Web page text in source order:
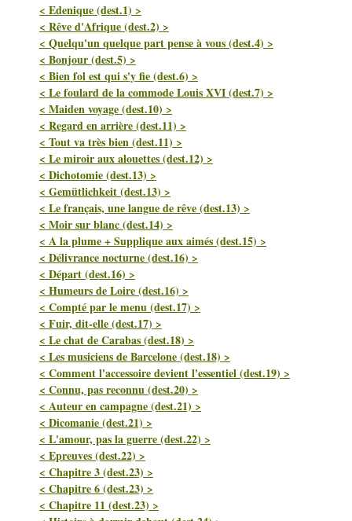
< Edenique (dest.1) >
< Rêve d'Afrique (dest.2) >
< Quelqu'un quelque part pense à vous (dest.4) >
< Bonjour (dest.5) >
< Bien fol est qui s'y fie (dest.6) >
< Le foulard de la commode Louis XVI (dest.7) >
< Maiden voyage (dest.10) >
< Regard en arrière (dest.11) >
< Tout va très bien (dest.11) >
< Le miroir aux alouettes (dest.12) >
< Dichotomie (dest.13) >
< Gemütlichkeit (dest.13) >
< Le français, une langue de rêve (dest.13) >
< Moir sur blanc (dest.14) >
< A la plume + Supplique aux aimés (dest.15) >
< Délivrance nocturne (dest.16) >
< Départ (dest.16) >
< Humeurs de Loire (dest.16) >
< Compté par le menu (dest.17) >
< Fuir, dit-elle (dest.17) >
< Le chat de Carabas (dest.18) >
< Les musiciens de Barcelone (dest.18) >
< Comment l'accessoire devient l'essentiel (dest.19) >
< Connu, pas reconnu (dest.20) >
< Auteur en campagne (dest.21) >
< Dicomanie (dest.21) >
< L'amour, pas la guerre (dest.22) >
< Epreuves (dest.22) >
< Chapitre 3 (dest.23) >
< Chapitre 6 (dest.23) >
< Chapitre 11 (dest.23) >